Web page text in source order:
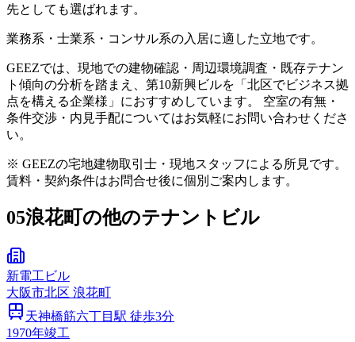
先としても選ばれます。
業務系・士業系・コンサル系の入居に適した立地です。
GEEZでは、現地での建物確認・周辺環境調査・既存テナン
ト傾向の分析を踏まえ、第10新興ビルを「北区でビジネス拠
点を構える企業様」におすすめしています。 空室の有無・
条件交渉・内見手配についてはお気軽にお問い合わせくださ
い。
※ GEEZの宅地建物取引士・現地スタッフによる所見です。
賃料・契約条件はお問合せ後に個別ご案内します。
05浪花町の他のテナントビル
新電工ビル
大阪市北区 浪花町
天神橋筋六丁目 駅 徒歩3分
1970年竣工